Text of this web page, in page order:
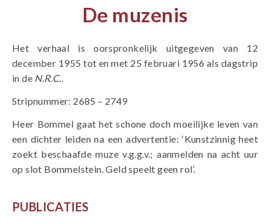
De muzenis
Het verhaal is oorspronkelijk uitgegeven van 12
december 1955 tot en met 25 februari 1956 als dagstrip
in de N.R.C..
Stripnummer: 2685 – 2749
Heer Bommel gaat het schone doch moeilijke leven van
een dichter leiden na een advertentie: ‘Kunstzinnig heet
zoekt beschaafde muze v.g.g.v.; aanmelden na acht uur
op slot Bommelstein. Geld speelt geen rol’.
PUBLICATIES